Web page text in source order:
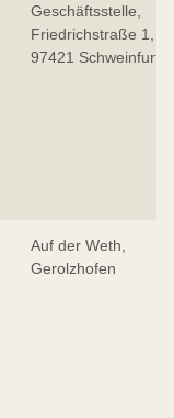
Geschäftsstelle,
Friedrichstraße 1,
97421 Schweinfurt
Auf der Weth,
Gerolzhofen